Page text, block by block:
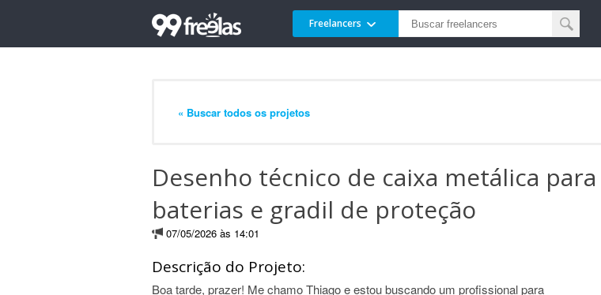
Freelancers
« Buscar todos os projetos
Desenho técnico de caixa metálica para
baterias e gradil de proteção
07/05/2026 às 14:01
Descrição do Projeto:
Boa tarde, prazer! Me chamo Thiago e estou buscando um profissional para